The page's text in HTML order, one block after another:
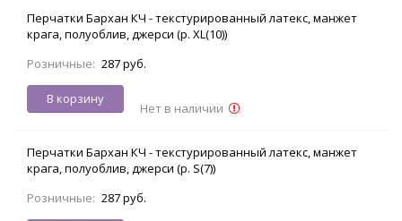
Перчатки Бархан КЧ - текстурированный латекс, манжет
крага, полуоблив, джерси (р. XL(10))
Розничные: 287 руб.
В корзину
Нет в наличии
Перчатки Бархан КЧ - текстурированный латекс, манжет
крага, полуоблив, джерси (р. S(7))
Розничные: 287 руб.